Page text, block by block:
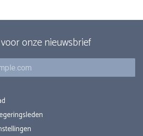
onze nieuwsbrief